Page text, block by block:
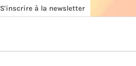
S'inscrire à la newsletter